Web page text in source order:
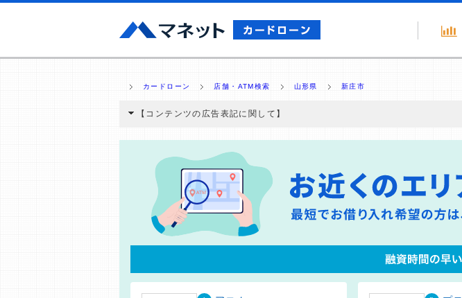
カードローン 店舗・ATM検索 山形県 新庄市
【コンテンツの広告表記に関して】
と弊社に対して企業から紹介報酬が支払われるという収益モデルです。 ただ
ミ収集などに基づき、公平性を担保した情報提供を行っています。
>提携企業一覧